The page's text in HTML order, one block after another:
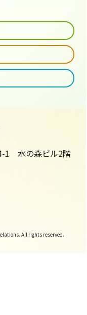
1 水の森ビル2階
All rights reserved.